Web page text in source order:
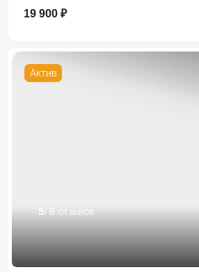
19 900 ₽
Актив
5/ 8 отзывов